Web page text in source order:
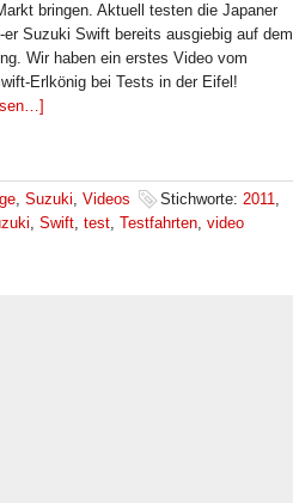
bringen. Aktuell testen die Japaner
er Suzuki Swift bereits ausgiebig auf dem
Wir haben ein erstes Video vom
Erlkönig bei Tests in der Eifel!
, Suzuki, Videos Stichworte: 2011,
, Swift, test, Testfahrten, video